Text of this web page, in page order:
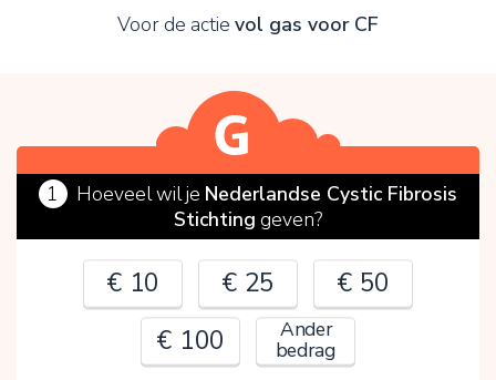
Voor de actie vol gas voor CF
1 Hoeveel wil je Nederlandse Cystic Fibrosis
Stichting geven?
€ 10 € 25
€ 50
€ 100
Ander
bedrag